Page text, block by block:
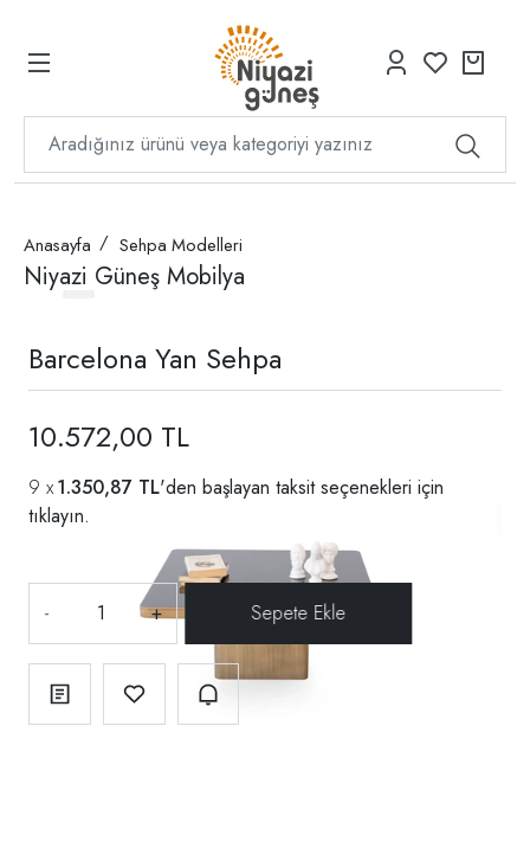
Anasayfa Sehpa Modelleri
Niyazi Güneş Mobilya
Barcelona Yan Sehpa
10.572,00 TL
1.350,87 TL'den başlayan taksit seçenekleri için
tıklayın.
- +